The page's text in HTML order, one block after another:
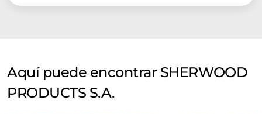
Aquí puede encontrar SHERWOOD
PRODUCTS S.A.